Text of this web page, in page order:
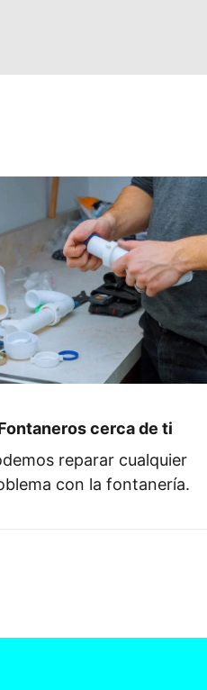
cerca de ti
reparar cualquier
con la fontanería.